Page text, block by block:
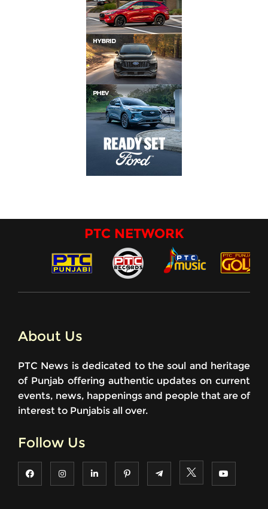
PTC NETWORK
About Us
PTC News is dedicated to the soul and heritage
of Punjab offering authentic updates on current
events, news, happenings and people that are of
interest to Punjabis all over.
Follow Us